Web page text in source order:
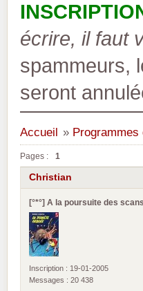
écrire, il faut
spammeurs,
seront
Accueil » Programmes
Pages : 1
Christian
[°*°] A la poursuite des scans
Inscription : 19-01-2005
Messages : 20 438